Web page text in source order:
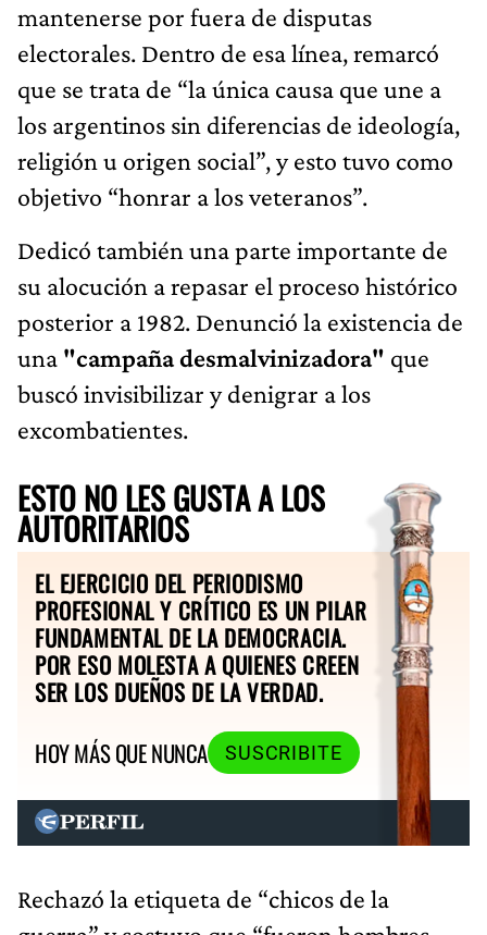
mantenerse por fuera de disputas
electorales. Dentro de esa línea, remarcó
que se trata de “la única causa que une a
los argentinos sin diferencias de ideología,
religión u origen social”, y esto tuvo como
objetivo “honrar a los veteranos”.
Dedicó también una parte importante de
su alocución a repasar el proceso histórico
posterior a 1982. Denunció la existencia de
una "campaña desmalvinizadora" que
buscó invisibilizar y denigrar a los
excombatientes.
ESTO NO LES GUSTA A LOS
AUTORITARIOS
EL EJERCICIO DEL PERIODISMO
PROFESIONAL Y CRÍTICO ES UN PILAR
FUNDAMENTAL DE LA DEMOCRACIA.
POR ESO MOLESTA A QUIENES CREEN
SER LOS DUEÑOS DE LA VERDAD.
HOY MÁS QUE NUNCA
SUSCRIBITE
Rechazó la etiqueta de “chicos de la